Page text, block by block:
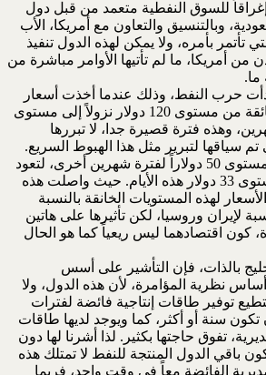
للسوق النفطية متعمد من قبل دول
وبالتنسيق والتعاون مع أمريكا، الأب
تأتمر بأمره، ولا يمكن لهذه الدول تنفيذ
من أمريكا، ما لم تأتيها الأوامر مباشرة من
ما.
صيف عام 2014 بدأت حرب النفط، وذلك عندما أخذت أسعار
النفط تتدهور بسرعة فائقة من مستوى 120 دولار نزولاً إلى مستوى
وهذه فترة قصيرة جدا، لا تبررها
تم سياقها لتبرير مثل هذا الهبوط السريع.
واستقرت الأسعار عند مستوى 50 دولاراً لفترة شهرين أخرى، لتعود
مواصلة هبوطها إلى مستوى 33 دولار هذه الأيام. حيث واصلت هذه
لهذه المستويات الخانقة بالنسبة
لإيران وروسيا، لكن تأثيرها على هاتين
كون اقتصادهما ليس ريعياً كما هو الحال
بالذات، فإن التأشير على أسس
نظرية المؤامرة، لأن هذه الدول، ولا
توفير طاقات إنتاجية فائضة لفترات
تكون سنة أو أكثر، كما ويوجد لديها طاقات
تفوق حاجتها بكثير. لذا أشرنا لها دون
باقي الدول المنتجة للنفط لا تمتلك هذه
الفائضة معاً في وقت واحد، فربما